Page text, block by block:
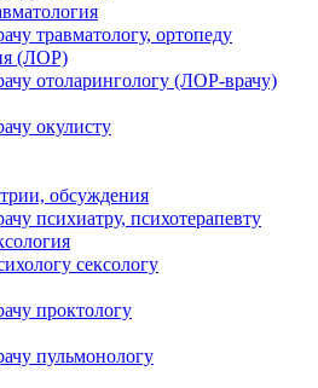
травматологу, ортопеду
(ЛОР)
отоларингологу (ЛОР-врачу)
окулисту
обсуждения
психиатру, психотерапевту
сексологу
проктологу
пульмонологу